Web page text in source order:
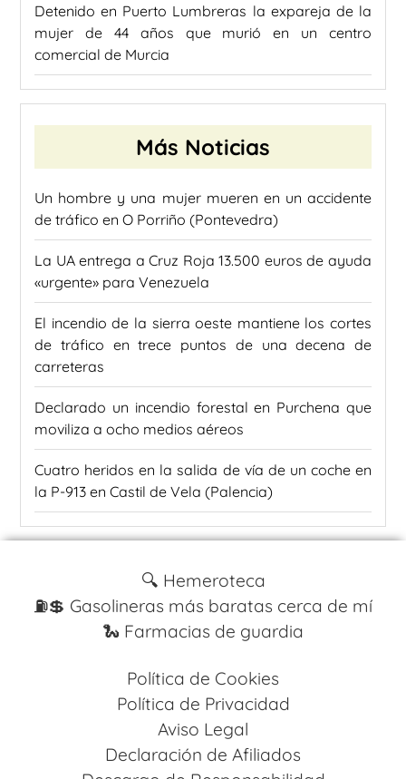
Detenido en Puerto Lumbreras la expareja de la
mujer de 44 años que murió en un centro
comercial de Murcia
Más Noticias
Un hombre y una mujer mueren en un accidente
de tráfico en O Porriño (Pontevedra)
La UA entrega a Cruz Roja 13.500 euros de ayuda
«urgente» para Venezuela
El incendio de la sierra oeste mantiene los cortes
de tráfico en trece puntos de una decena de
carreteras
Declarado un incendio forestal en Purchena que
moviliza a ocho medios aéreos
Cuatro heridos en la salida de vía de un coche en
la P-913 en Castil de Vela (Palencia)
🔍 Hemeroteca
⛽️💲 Gasolineras más baratas cerca de mí
🐍 Farmacias de guardia
Política de Cookies
Política de Privacidad
Aviso Legal
Declaración de Afiliados